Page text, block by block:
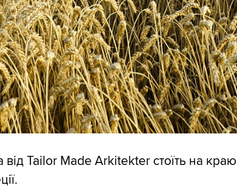
від Tailor Made Arkitekter стоїть на краю